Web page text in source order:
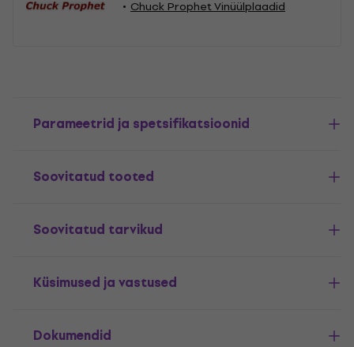
Chuck Prophet Vinüülplaadid
Parameetrid ja spetsifikatsioonid
Soovitatud tooted
Soovitatud tarvikud
Küsimused ja vastused
Dokumendid